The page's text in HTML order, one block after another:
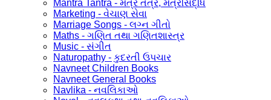
Mantra Tantra - મંત્ર તંત્ર, મંત્રસિદ્ધિ
Marketing - વેચાણ સેવા
Marriage Songs - લગ્ન ગીતો
Maths - ગણિત તથા ગણિતશાસ્ત્ર
Music - સંગીત
Naturopathy - કુદરતી ઉપચાર
Navneet Children Books
Navneet General Books
Navlika - નવલિકાઓ